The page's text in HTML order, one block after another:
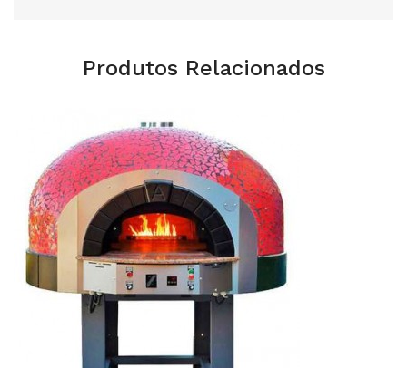
Produtos Relacionados